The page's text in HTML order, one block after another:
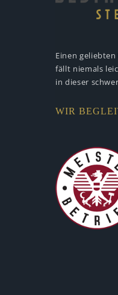
Einen
fällt niemals
in dieser
WIR